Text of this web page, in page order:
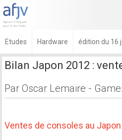
Etudes Hardware édition du 16
Bilan Japon 2012 :
Par Oscar Lemaire -
Ventes de consoles au